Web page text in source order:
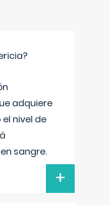
adquiere
nivel de
sangre.
+